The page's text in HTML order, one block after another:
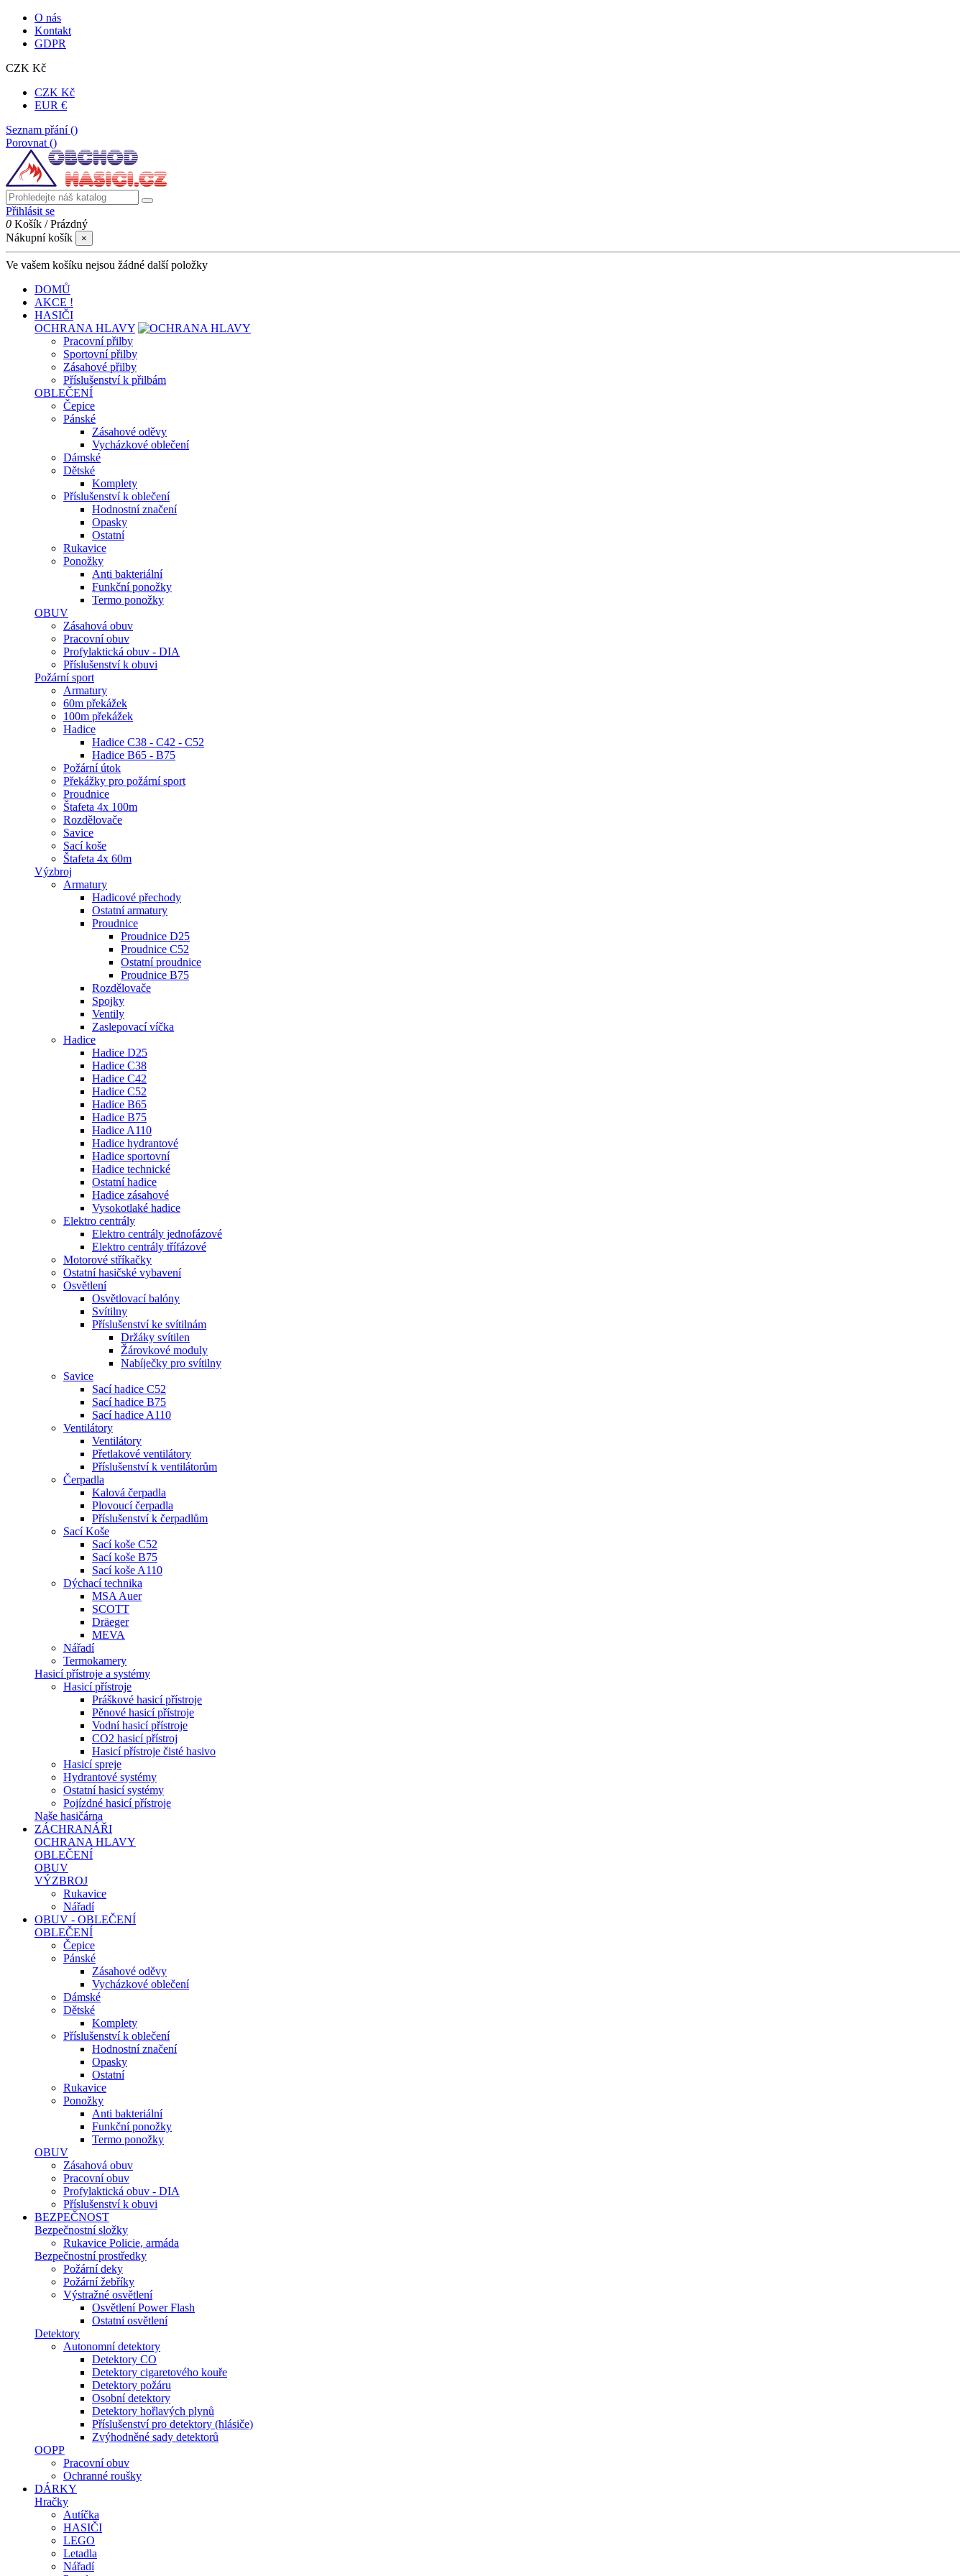
O nás
Kontakt
GDPR
CZK Kč
CZK Kč
EUR €
Seznam přání ()
Porovnat ()
Přihlásit se
0 Košík /Prázdný
Nákupní košík
×
Ve vašem košíku nejsou žádné další položky
DOMŮ
AKCE !
HASIČI
OCHRANA HLAVY
Pracovní přilby
Sportovní přilby
Zásahové přilby
Příslušenství k přilbám
OBLEČENÍ
Čepice
Pánské
Zásahové oděvy
Vycházkové oblečení
Dámské
Dětské
Komplety
Příslušenství k oblečení
Hodnostní značení
Opasky
Ostatní
Rukavice
Ponožky
Anti bakteriální
Funkční ponožky
Termo ponožky
OBUV
Zásahová obuv
Pracovní obuv
Profylaktická obuv - DIA
Příslušenství k obuvi
Požární sport
Armatury
60m překážek
100m překážek
Hadice
Hadice C38 - C42 - C52
Hadice B65 - B75
Požární útok
Překážky pro požární sport
Proudnice
Štafeta 4x 100m
Rozdělovače
Savice
Sací koše
Štafeta 4x 60m
Výzbroj
Armatury
Hadicové přechody
Ostatní armatury
Proudnice
Proudnice D25
Proudnice C52
Ostatní proudnice
Proudnice B75
Rozdělovače
Spojky
Ventily
Zaslepovací víčka
Hadice
Hadice D25
Hadice C38
Hadice C42
Hadice C52
Hadice B65
Hadice B75
Hadice A110
Hadice hydrantové
Hadice sportovní
Hadice technické
Ostatní hadice
Hadice zásahové
Vysokotlaké hadice
Elektro centrály
Elektro centrály jednofázové
Elektro centrály třífázové
Motorové stříkačky
Ostatní hasičské vybavení
Osvětlení
Osvětlovací balóny
Svítilny
Příslušenství ke svítilnám
Držáky svítilen
Žárovkové moduly
Nabíječky pro svítilny
Savice
Sací hadice C52
Sací hadice B75
Sací hadice A110
Ventilátory
Ventilátory
Přetlakové ventilátory
Příslušenství k ventilátorům
Čerpadla
Kalová čerpadla
Plovoucí čerpadla
Příslušenství k čerpadlům
Sací Koše
Sací koše C52
Sací koše B75
Sací koše A110
Dýchací technika
MSA Auer
SCOTT
Dräeger
MEVA
Nářadí
Termokamery
Hasicí přístroje a systémy
Hasicí přístroje
Práškové hasicí přístroje
Pěnové hasicí přístroje
Vodní hasicí přístroje
CO2 hasicí přístroj
Hasicí přístroje čisté hasivo
Hasicí spreje
Hydrantové systémy
Ostatní hasicí systémy
Pojízdné hasicí přístroje
Naše hasičárna
ZÁCHRANÁŘI
OCHRANA HLAVY
OBLEČENÍ
OBUV
VÝZBROJ
Rukavice
Nářadí
OBUV - OBLEČENÍ
OBLEČENÍ
Čepice
Pánské
Zásahové oděvy
Vycházkové oblečení
Dámské
Dětské
Komplety
Příslušenství k oblečení
Hodnostní značení
Opasky
Ostatní
Rukavice
Ponožky
Anti bakteriální
Funkční ponožky
Termo ponožky
OBUV
Zásahová obuv
Pracovní obuv
Profylaktická obuv - DIA
Příslušenství k obuvi
BEZPEČNOST
Bezpečnostní složky
Rukavice Policie, armáda
Bezpečnostní prostředky
Požární deky
Požární žebříky
Výstražné osvětlení
Osvětlení Power Flash
Ostatní osvětlení
Detektory
Autonomní detektory
Detektory CO
Detektory cigaretového kouře
Detektory požáru
Osobní detektory
Detektory hořlavých plynů
Příslušenství pro detektory (hlásiče)
Zvýhodněné sady detektorů
OOPP
Pracovní obuv
Ochranné roušky
DÁRKY
Hračky
Autíčka
HASIČI
LEGO
Letadla
Nářadí